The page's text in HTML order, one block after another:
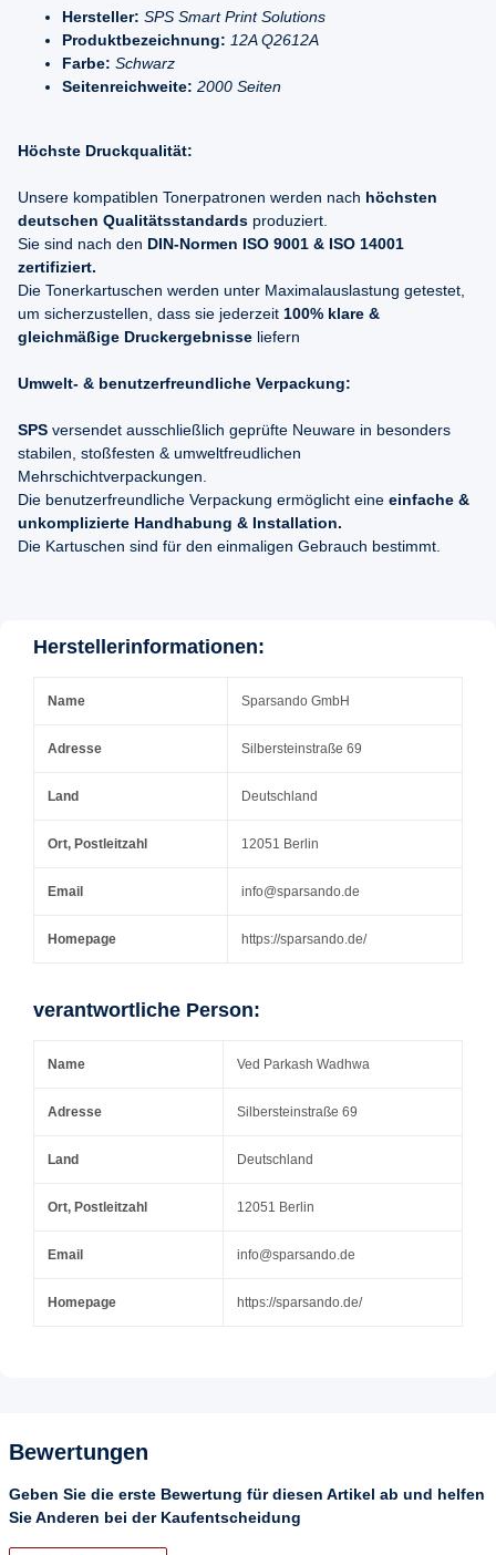
Hersteller: SPS Smart Print Solutions
Produktbezeichnung: 12A Q2612A
Farbe: Schwarz
Seitenreichweite: 2000 Seiten
Höchste Druckqualität:
Unsere kompatiblen Tonerpatronen werden nach höchsten
deutschen Qualitätsstandards produziert.
Sie sind nach den DIN-Normen ISO 9001 & ISO 14001
zertifiziert.
Die Tonerkartuschen werden unter Maximalauslastung getestet,
um sicherzustellen, dass sie jederzeit 100% klare &
gleichmäßige Druckergebnisse liefern
Umwelt- & benutzerfreundliche Verpackung:
SPS versendet ausschließlich geprüfte Neuware in besonders
stabilen, stoßfesten & umweltfreudlichen
Mehrschichtverpackungen.
Die benutzerfreundliche Verpackung ermöglicht eine einfache &
unkomplizierte Handhabung & Installation.
Die Kartuschen sind für den einmaligen Gebrauch bestimmt.
Herstellerinformationen:
Name Sparsando GmbH
Adresse Silbersteinstraße 69
Land Deutschland
Ort, Postleitzahl 12051 Berlin
Email info@sparsando.de
Homepage https://sparsando.de/
verantwortliche Person:
Name Ved Parkash Wadhwa
Adresse Silbersteinstraße 69
Land Deutschland
Ort, Postleitzahl 12051 Berlin
Email info@sparsando.de
Homepage https://sparsando.de/
Bewertungen
Geben Sie die erste Bewertung für diesen Artikel ab und helfen
Sie Anderen bei der Kaufentscheidung